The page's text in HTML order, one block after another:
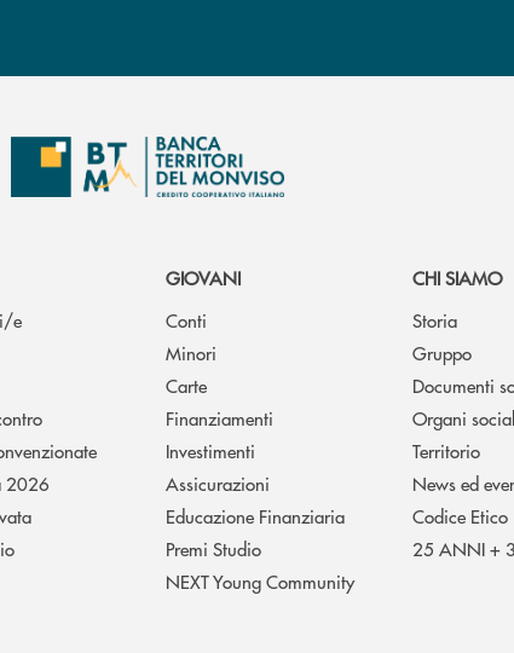
e
2026
GIOVANI
Conti
Minori
Carte
Finanziamenti
Investimenti
Assicurazioni
Educazione Finanziaria
Premi Studio
NEXT Young Community
CHI SIAMO
Storia
Gruppo
Documenti
Organi
Territorio
News ed
Codice Etico
25 ANNI +